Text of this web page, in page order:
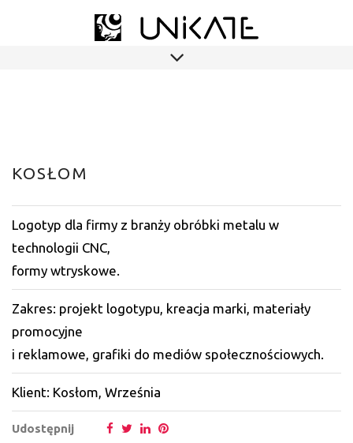
KOSŁOM
Logotyp dla firmy z branży obróbki metalu w
technologii CNC,
formy wtryskowe.
Zakres: projekt logotypu, kreacja marki, materiały
promocyjne
i reklamowe, grafiki do mediów społecznościowych.
Klient: Kosłom, Września
Udostępnij